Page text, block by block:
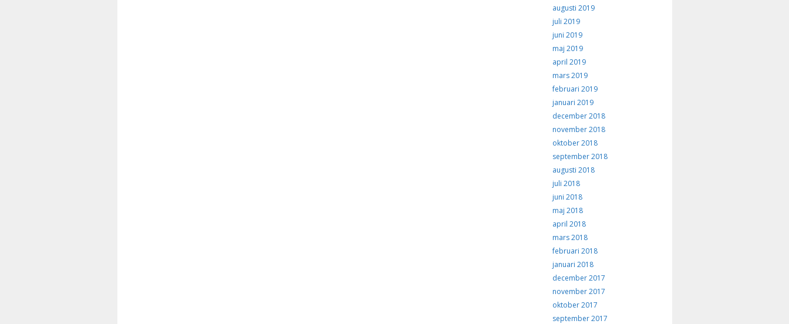
augusti 2019
juli 2019
juni 2019
maj 2019
april 2019
mars 2019
februari 2019
januari 2019
december 2018
november 2018
oktober 2018
september 2018
augusti 2018
juli 2018
juni 2018
maj 2018
april 2018
mars 2018
februari 2018
januari 2018
december 2017
november 2017
oktober 2017
september 2017